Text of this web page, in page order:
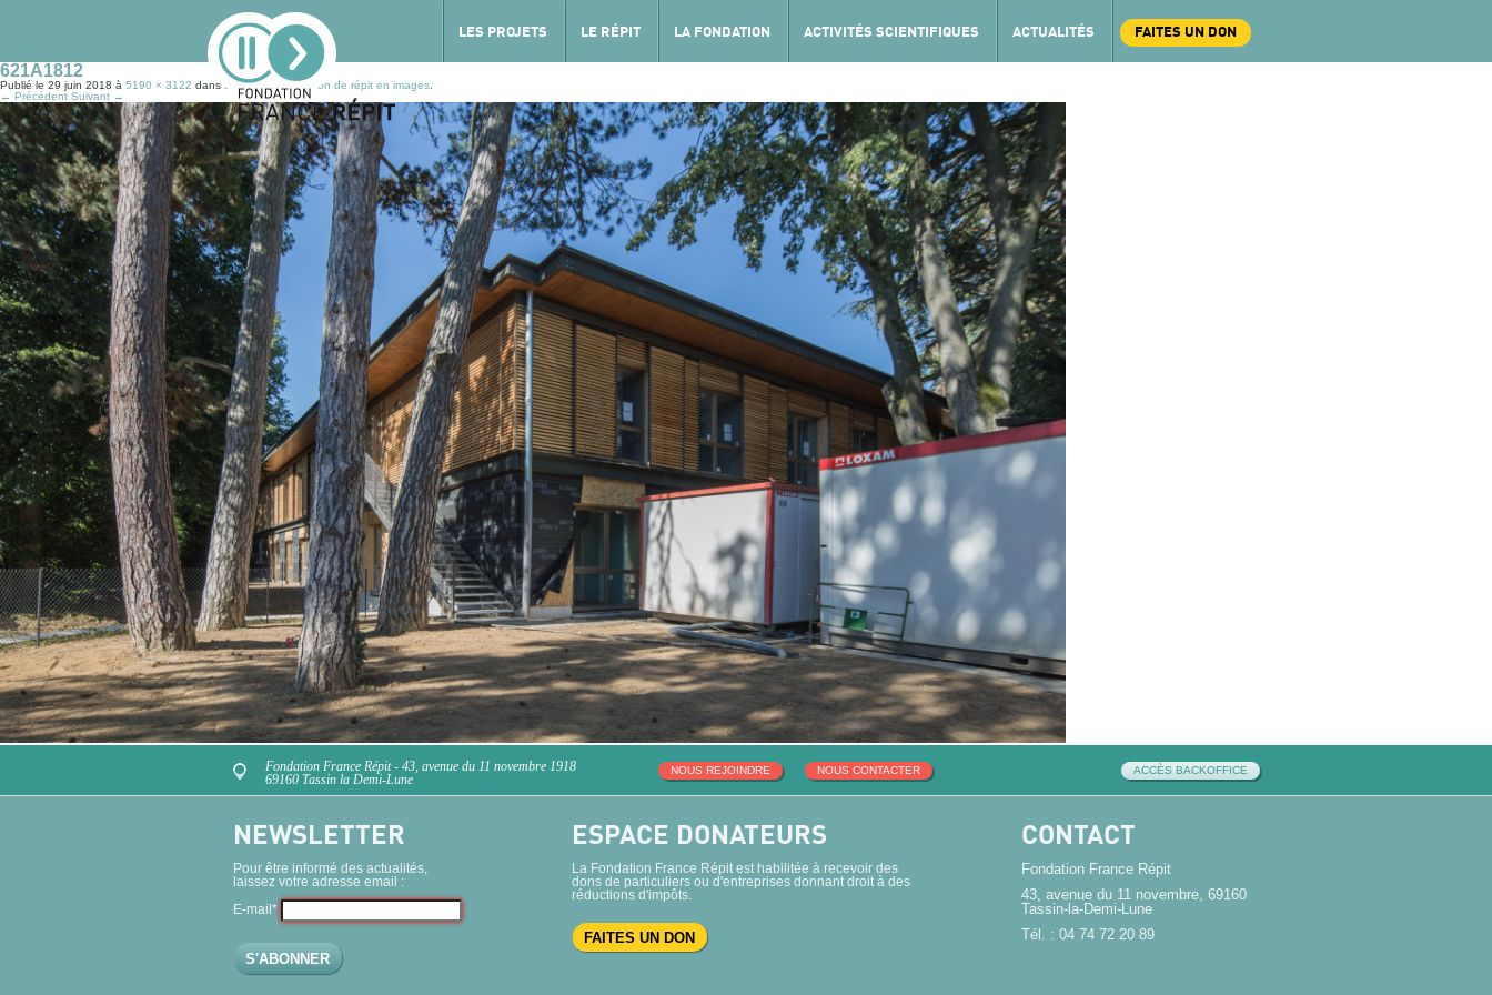
LES PROJETS LE RÉPIT LA FONDATION ACTIVITÉS SCIENTIFIQUES ACTUALITÉS FAITES UN DON
621A1812
Publié le 29 juin 2018 à 5190 × 3122 dans Découvrez la maison de répit en images
← Précédent Suivant →
Fondation France Répit - 43, avenue du 11 novembre 1918
69160 Tassin la Demi-Lune
NOUS CONTACTER
NOUS REJOINDRE ACCÈS BACKOFFICE
NEWSLETTER
Pour être informé des actualités,
laissez votre adresse email :
E-mail*
ESPACE DONATEURS
La Fondation France Répit est habilitée à recevoir des
dons de particuliers ou d'entreprises donnant droit à des
réductions d'impôts.
FAITES UN DON
CONTACT
Fondation France Répit
43, avenue du 11 novembre, 69160
Tassin-la-Demi-Lune
Tél. : 04 74 72 20 89